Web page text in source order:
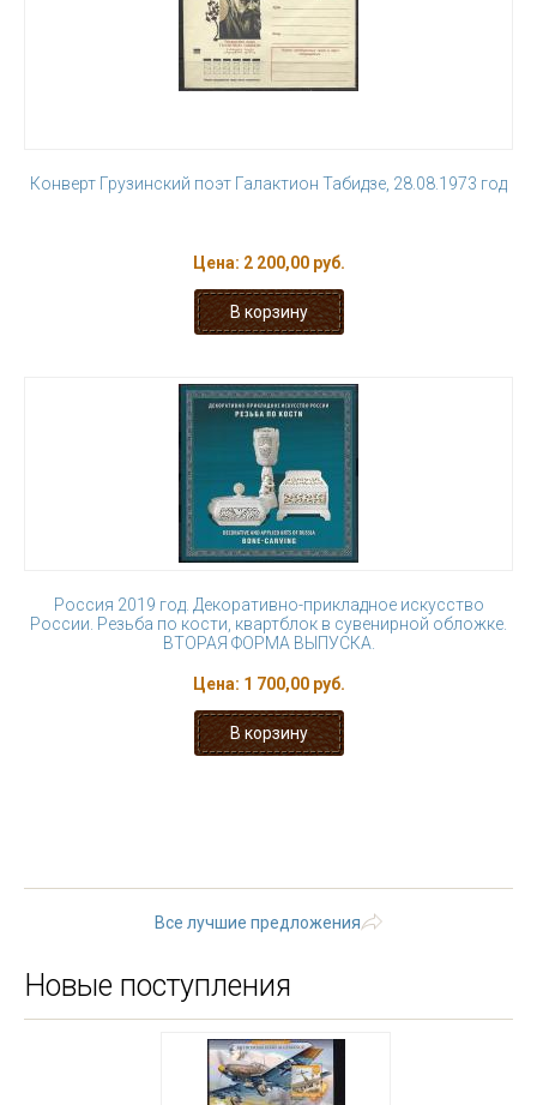
Конверт Грузинский поэт Галактион Табидзе, 28.08.1973 год
Цена: 2 200,00 руб.
Россия 2019 год. Декоративно-прикладное искусство
России. Резьба по кости, квартблок в сувенирной обложке.
ВТОРАЯ ФОРМА ВЫПУСКА.
Цена: 1 700,00 руб.
Все лучшие предложения
Новые поступления